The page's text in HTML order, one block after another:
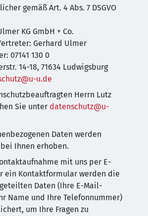
gemäß Art. 4 Abs. 7 DSGVO
KG GmbH + Co.
Gerhard Ulmer
07141 130 0
14-18, 71634 Ludwigsburg
u.de
Herrn Lutz
Sie unter datenschutz@u-
Daten werden
Ihnen erhoben.
mit uns per E-
ein Kontaktformular werden die
Daten (Ihre E-Mail-
Name und Ihre Telefonnummer)
um Ihre Fragen zu